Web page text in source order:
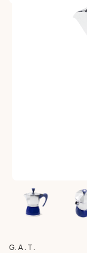
G.A.T.